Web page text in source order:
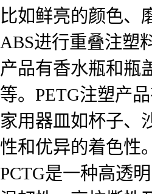
比如鲜亮的颜色、
ABS进行重叠注塑
产品有香水瓶和瓶
等。PETG注塑产
家用器皿如杯子、
性和优异的着色性。
PCTG是一种高透